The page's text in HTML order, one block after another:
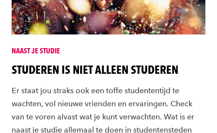
NAAST JE STUDIE
STUDEREN IS NIET ALLEEN STUDEREN
Er staat jou straks ook een toffe studententijd te
wachten, vol nieuwe vrienden en ervaringen. Check
van te voren alvast wat je kunt verwachten. Wat is er
naast je studie allemaal te doen in studentensteden